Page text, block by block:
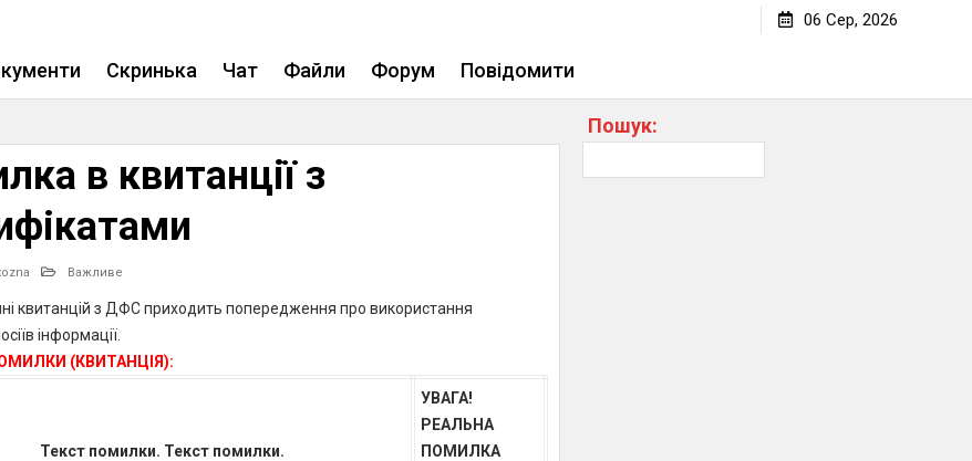
Помилка в квитанції з сертифікатами06 Сер, 2026
Скринька Чат Файли Форум Повідомити
в квитанції з
Важливе
квитанцій з ДФС приходить попередження про використання
інформації.
(КВИТАНЦІЯ):
Текст помилки. Текст помилки.
УВАГА!
РЕАЛЬНА
ПОМИЛКА
Пошук: